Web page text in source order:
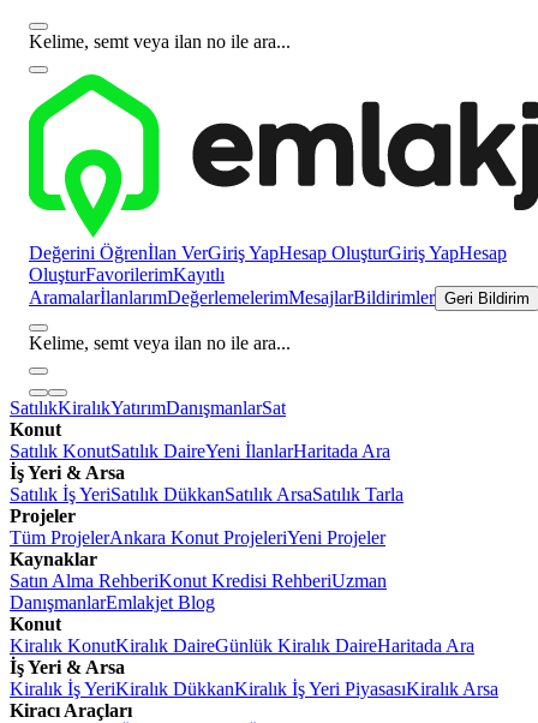
Kelime, semt veya ilan no ile ara...
Değerini Öğrenİlan VerGiriş YapHesap OluşturGiriş YapHesap
OluşturFavorilerimKayıtlı
AramalarİlanlarımDeğerlemelerimMesajlarBildirimler Geri Bildirim
Kelime, semt veya ilan no ile ara...
SatılıkKiralıkYatırımDanışmanlarSat
Konut
Satılık KonutSatılık DaireYeni İlanlarHaritada Ara
İş Yeri & Arsa
Satılık İş YeriSatılık DükkanSatılık ArsaSatılık Tarla
Projeler
Tüm ProjelerAnkara Konut ProjeleriYeni Projeler
Kaynaklar
Satın Alma RehberiKonut Kredisi RehberiUzman
DanışmanlarEmlakjet Blog
Konut
Kiralık KonutKiralık DaireGünlük Kiralık DaireHaritada Ara
İş Yeri & Arsa
Kiralık İş YeriKiralık DükkanKiralık İş Yeri PiyasasıKiralık Arsa
Kiracı Araçları